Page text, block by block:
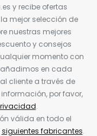
y recibe ofertas
mejor selección de
nuestras mejores
y consejos
momento con
añadimos en cada
cliente a través de
por favor,
.
válida en todo el
siguientes fabricantes.